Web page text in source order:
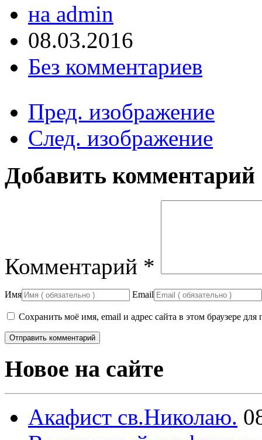
на admin
08.03.2016
Без комментариев
Пред. изображение
След. изображение
Добавить комментарий
Комментарий *
Имя Email
Сохранить моё имя, email и адрес сайта в этом браузере
Новое на сайте
Акафист св.Николаю.